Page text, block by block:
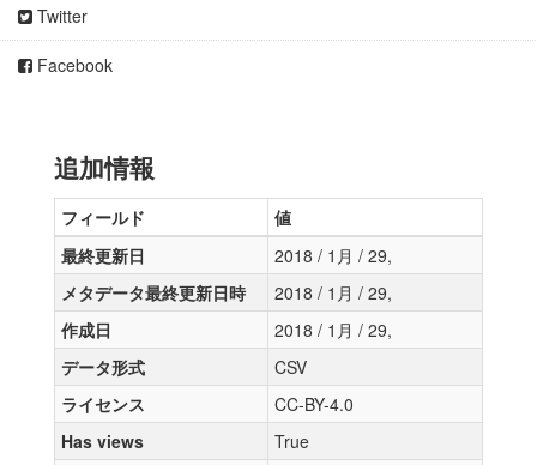
Twitter
Facebook
追加情報
フィールド
値
最終更新日
2018 / 1月 / 29,
メタデータ最終更新日時
2018 / 1月 / 29,
作成日
2018 / 1月 / 29,
データ形式
CSV
ライセンス
CC-BY-4.0
Has views
True